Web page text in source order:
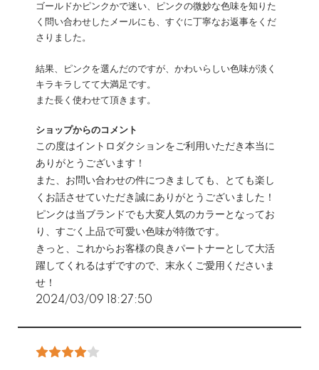
ゴールドかピンクかで迷い、ピンクの微妙な色味を知りた
く問い合わせしたメールにも、すぐに丁寧なお返事をくだ
さりました。
結果、ピンクを選んだのですが、かわいらしい色味が淡く
キラキラしてて大満足です。
また長く使わせて頂きます。
ショップからのコメント
この度はイントロダクションをご利用いただき本当に
ありがとうございます！
また、お問い合わせの件につきましても、とても楽し
くお話させていただき誠にありがとうございました！
ピンクは当ブランドでも大変人気のカラーとなってお
り、すごく上品で可愛い色味が特徴です。
きっと、これからお客様の良きパートナーとして大活
躍してくれるはずですので、末永くご愛用くださいま
せ！
2024/03/09 18:27:50